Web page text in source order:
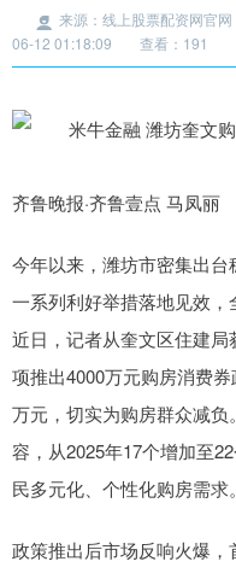
来源：线上股票配资网官网
06-12 01:18:09
查看：191
齐鲁晚报·齐鲁壹点 马凤丽
今年以来，潍坊市密集出台
一系列利好举措落地见效，
近日，记者从奎文区住建
项推出4000万元购房消费
万元，切实为购房群众减
容，从2025年17个增加至
民多元化、个性化购房需求。
政策推出后市场反响火爆